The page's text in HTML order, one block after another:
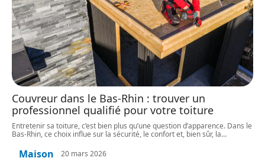
Couvreur dans le Bas-Rhin : trouver un
professionnel qualifié pour votre toiture
Entretenir sa toiture, c’est bien plus qu’une question d’apparence. Dans le
Bas-Rhin, ce choix influe sur la sécurité, le confort et, bien sûr, la…
Maison 20 mars 2026